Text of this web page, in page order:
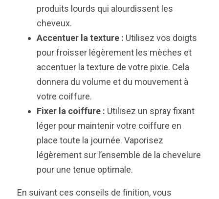
produits lourds qui alourdissent les
cheveux.
Accentuer la texture : Utilisez vos doigts
pour froisser légèrement les mèches et
accentuer la texture de votre pixie. Cela
donnera du volume et du mouvement à
votre coiffure.
Fixer la coiffure : Utilisez un spray fixant
léger pour maintenir votre coiffure en
place toute la journée. Vaporisez
légèrement sur l’ensemble de la chevelure
pour une tenue optimale.
En suivant ces conseils de finition, vous